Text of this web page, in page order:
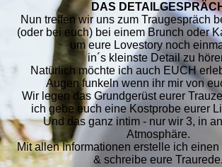
DAS
Nun treffen wir uns zum Traugespräch
(oder bei euch) bei einem Brunch oder
um eure Lovestory noch
in´s kleinste Detail zu
Natürlich möchte ich auch EUCH
Augen funkeln wenn ihr mir von
Wir legen das Grundgerüst eurer
ich gebe euch eine Kostprobe eurer
Und das ganz intim - nur wir 3, in
Atmosphäre.
Mit allen Informationen erstelle ich
& schreibe eure Traurede.